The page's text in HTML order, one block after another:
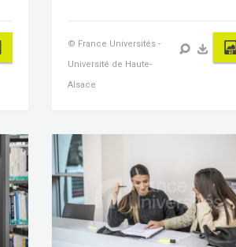
© France Universités -
Université de Haute-
Alsace